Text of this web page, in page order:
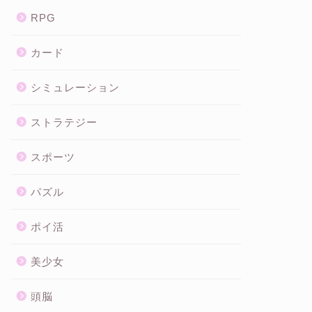
RPG
カード
シミュレーション
ストラテジー
スポーツ
パズル
ポイ活
美少女
頭脳